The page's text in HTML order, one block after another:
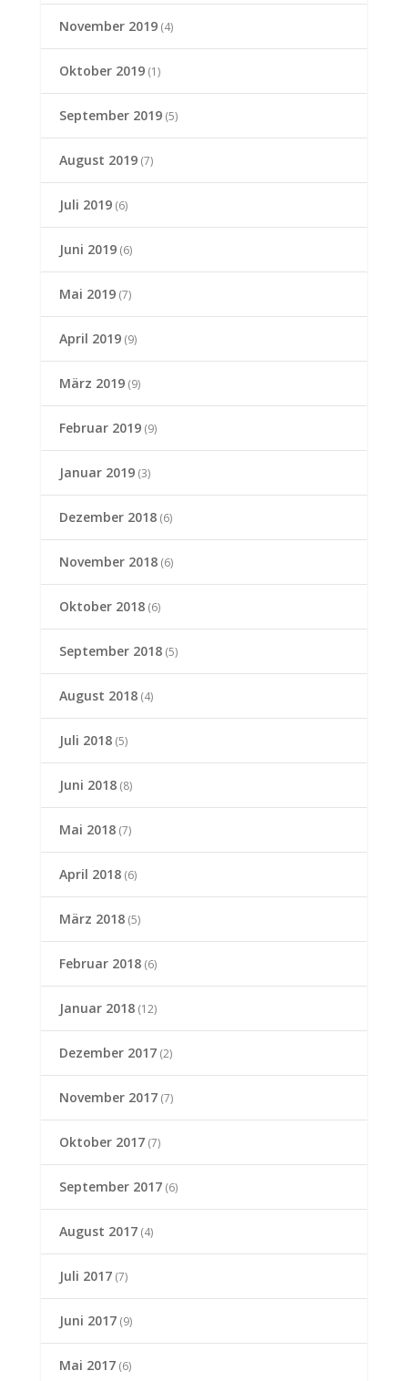
November 2019(4)
Oktober 2019(1)
September 2019(5)
August 2019(7)
Juli 2019(6)
Juni 2019(6)
Mai 2019(7)
April 2019(9)
März 2019(9)
Februar 2019(9)
Januar 2019(3)
Dezember 2018(6)
November 2018(6)
Oktober 2018(6)
September 2018(5)
August 2018(4)
Juli 2018(5)
Juni 2018(8)
Mai 2018(7)
April 2018(6)
März 2018(5)
Februar 2018(6)
Januar 2018(12)
Dezember 2017(2)
November 2017(7)
Oktober 2017(7)
September 2017(6)
August 2017(4)
Juli 2017(7)
Juni 2017(9)
Mai 2017(6)